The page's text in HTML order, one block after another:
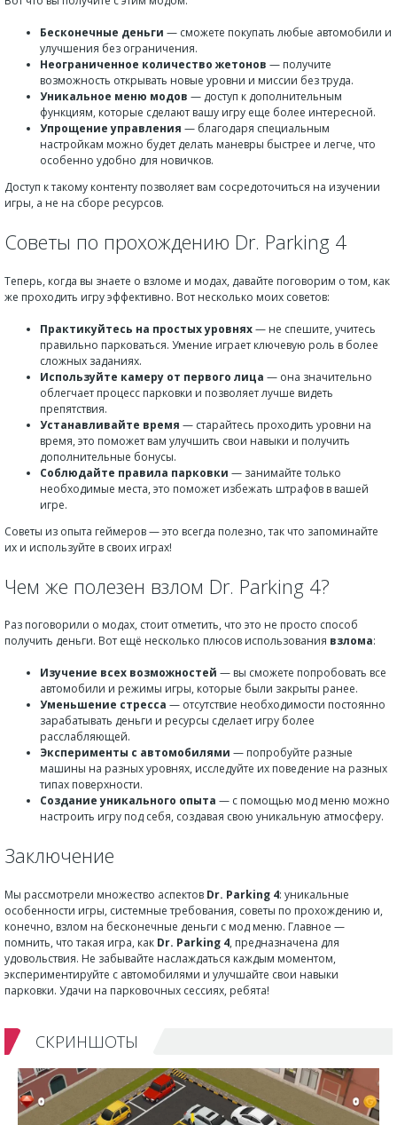
Бесконечные деньги — сможете покупать любые автомобили и
улучшения без ограничения.
Неограниченное количество жетонов — получите
возможность открывать новые уровни и миссии без труда.
Уникальное меню модов — доступ к дополнительным
функциям, которые сделают вашу игру еще более интересной.
Упрощение управления — благодаря специальным
настройкам можно будет делать маневры быстрее и легче, что
особенно удобно для новичков.
Доступ к такому контенту позволяет вам сосредоточиться на изучении
игры, а не на сборе ресурсов.
Советы по прохождению Dr. Parking 4
Теперь, когда вы знаете о взломе и модах, давайте поговорим о том, как
же проходить игру эффективно. Вот несколько моих советов:
Практикуйтесь на простых уровнях— не спешите, учитесь
правильно парковаться. Умение играет ключевую роль в более
сложных заданиях.
Используйте камеру от первого лица — она значительно
облегчает процесс парковки и позволяет лучше видеть
препятствия.
Устанавливайте время — старайтесь проходить уровни на
время, это поможет вам улучшить свои навыки и получить
дополнительные бонусы.
Соблюдайте правила парковки — занимайте только
необходимые места, это поможет избежать штрафов в вашей
игре.
Советы из опыта геймеров — это всегда полезно, так что запоминайте
их и используйте в своих играх!
Чем же полезен взлом Dr. Parking 4?
Раз поговорили о модах, стоит отметить, что это не просто способ
получить деньги. Вот ещё несколько плюсов использования взлома:
Изучение всех возможностей — вы сможете попробовать все
автомобили и режимы игры, которые были закрыты ранее.
Уменьшение стресса — отсутствие необходимости постоянно
зарабатывать деньги и ресурсы сделает игру более
расслабляющей.
Эксперименты с автомобилями — попробуйте разные
машины на разных уровнях, исследуйте их поведение на разных
типах поверхности.
Создание уникального опыта — с помощью мод меню можно
настроить игру под себя, создавая свою уникальную атмосферу.
Заключение
Мы рассмотрели множество аспектов Dr. Parking 4: уникальные
особенности игры, системные требования, советы по прохождению и,
конечно, взлом на бесконечные деньги с мод меню. Главное —
помнить, что такая игра, как Dr. Parking 4, предназначена для
удовольствия. Не забывайте наслаждаться каждым моментом,
экспериментируйте с автомобилями и улучшайте свои навыки
парковки. Удачи на парковочных сессиях, ребята!
СКРИНШОТЫ